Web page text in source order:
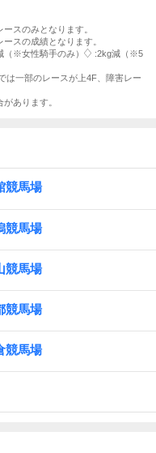
スのみとなります。
スの成績となります。
（※女性騎手のみ）
:2kg減（※5
は一部のレースが上4F、障害レー
あります。
競馬場
競馬場
競馬場
競馬場
競馬場